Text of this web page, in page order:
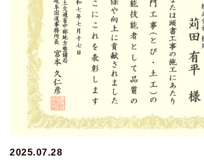
2025.07.28